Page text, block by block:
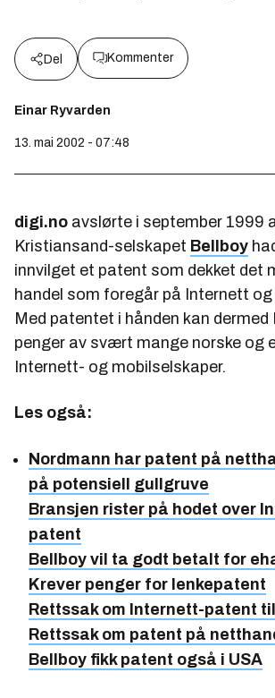
Del Kommenter
Einar Ryvarden
13. mai 2002 - 07:48
digi.no avslørte i september 1999
Kristiansand-selskapet Bellboy
innvilget et patent som dekket det
handel som foregår på Internett
Med patentet i hånden kan dermed
penger av svært mange norske og
Internett- og mobilselskaper.
Les også:
Nordmann har patent på
på potensiell gullgruve
Bransjen rister på hodet over
patent
Bellboy vil ta godt betalt for
Krever penger for lenkepatent
Rettssak om Internett-patent
Rettssak om patent på
Bellboy fikk patent også i USA